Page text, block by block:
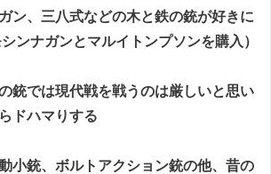
ン、三八式などの木と鉄の銃が好きに
ンナガンとマルイトンプソンを購入）
銃では現代戦を戦うのは厳しいと思い
ドハマりする
小銃、ボルトアクション銃の他、昔の